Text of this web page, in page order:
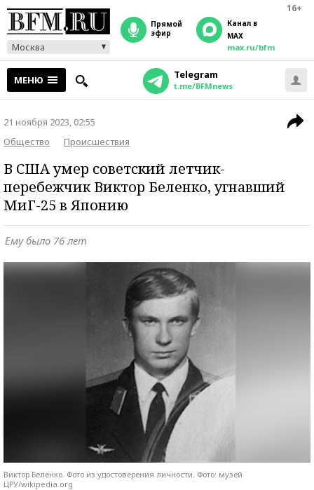
16+
Москва
прямой
эфир
Канал в
MAX
max.ru/bfm
МЕНЮ Telegram
t.me/BFMnews
21 ноября 2023, 02:55
Общество
Происшествия
В США умер советский летчик-
перебежчик Виктор Беленко, угнавший
МиГ-25 в Японию
Ему было 76 лет
Виктор Беленко. Фото из удостоверения личности. Фото: музей
ЦРУ/wikipedia.org